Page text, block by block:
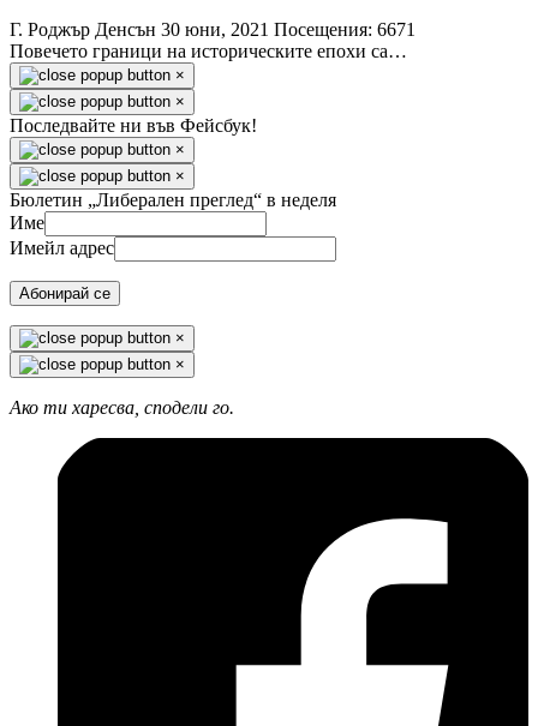
Г. Роджър Денсън 30 юни, 2021 Посещения: 6671
Повечето граници на историческите епохи са…
×
×
Последвайте ни във Фейсбук!
×
×
Бюлетин „Либерален преглед“ в неделя
Име
Имейл адрес
Абонирай се
×
×
Ако ти харесва, сподели го.